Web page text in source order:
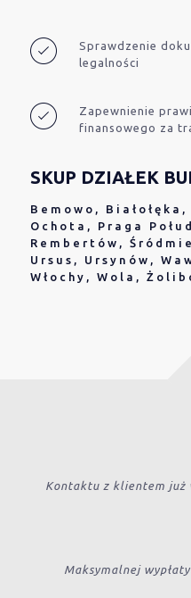
Sprawdzenie
legalności
Zapewnienie
finansowego za
SKUP DZIAŁEK
Bemowo,
Ochota, Praga
Rembertów,
Ursus, Ursynów,
Włochy, Wola,
Kontaktu z klientem już
Maksymalnej